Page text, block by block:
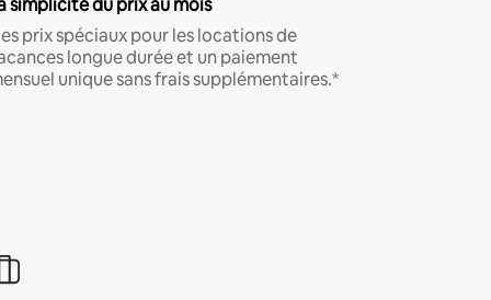
simplicité du prix au mois
prix spéciaux pour les locations de
longue durée et un paiement
unique sans frais supplémentaires.*